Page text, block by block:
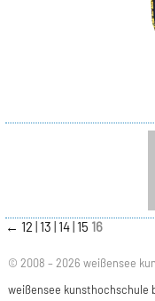
← 12 13 14 15 16
© 2008 – 2026 weißensee
weißensee kunsthochschule